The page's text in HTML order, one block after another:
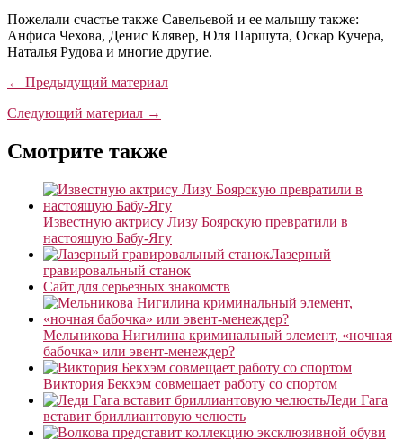
Пожелали счастье также Савельевой и ее малышу также:
Анфиса Чехова, Денис Клявер, Юля Паршута, Оскар Кучера,
Наталья Рудова и многие другие.
← Предыдущий материал
Следующий материал →
Смотрите также
Известную актрису Лизу Боярскую превратили в
настоящую Бабу-Ягу
Лазерный
гравировальный станок
Сайт для серьезных знакомств
Мельникова Нигилина криминальный элемент, «ночная
бабочка» или эвент-менеждер?
Виктория Бекхэм совмещает работу со спортом
Леди Гага
вставит бриллиантовую челюсть